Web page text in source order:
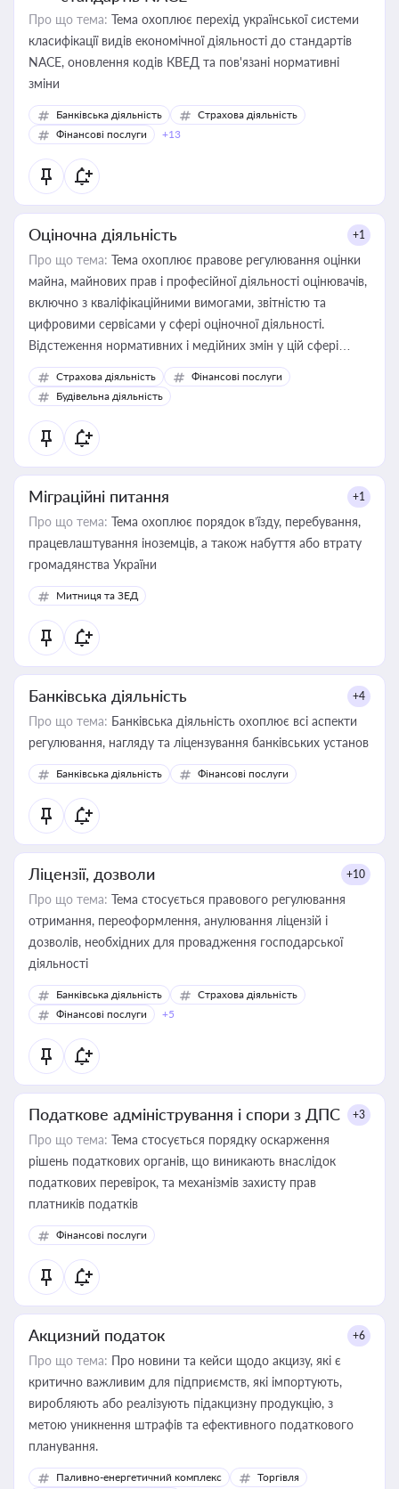
Про що тема: Тема охоплює перехід української системи
класифікації видів економічної діяльності до стандартів
NACE, оновлення кодів КВЕД та пов'язані нормативні
зміни
Банківська діяльність
Страхова діяльність
Фінансові послуги
+13
Оціночна діяльність +1
Про що тема: Тема охоплює правове регулювання оцінки
майна, майнових прав і професійної діяльності оцінювачів,
включно з кваліфікаційними вимогами, звітністю та
цифровими сервісами у сфері оціночної діяльності.
Відстеження нормативних і медійних змін у цій сфері
корисне для власника бізнесу, керівника, юриста або
бухгалтера під час оподаткування, приватизації, оренди
державного майна, корпоративних угод і перевірки
статусу суб'єктів оціночної діяльності
Страхова діяльність
Фінансові послуги
Будівельна діяльність
Міграційні питання +1
Про що тема: Тема охоплює порядок в’їзду, перебування,
працевлаштування іноземців, а також набуття або втрату
громадянства України
Митниця та ЗЕД
Банківська діяльність +4
Про що тема: Банківська діяльність охоплює всі аспекти
регулювання, нагляду та ліцензування банківських установ
Банківська діяльність Фінансові послуги
Ліцензії, дозволи +10
Про що тема: Тема стосується правового регулювання
отримання, переоформлення, анулювання ліцензій і
дозволів, необхідних для провадження господарської
діяльності
Банківська діяльність
Страхова діяльність
Фінансові послуги
+5
Податкове адміністрування і спори з ДПС +3
Про що тема: Тема стосується порядку оскарження
рішень податкових органів, що виникають внаслідок
податкових перевірок, та механізмів захисту прав
платників податків
Фінансові послуги
Акцизний податок +6
Про що тема: Про новини та кейси щодо акцизу, які є
критично важливим для підприємств, які імпортують,
виробляють або реалізують підакцизну продукцію, з
метою уникнення штрафів та ефективного податкового
планування.
Паливно-енергетичний комплекс
Торгівля